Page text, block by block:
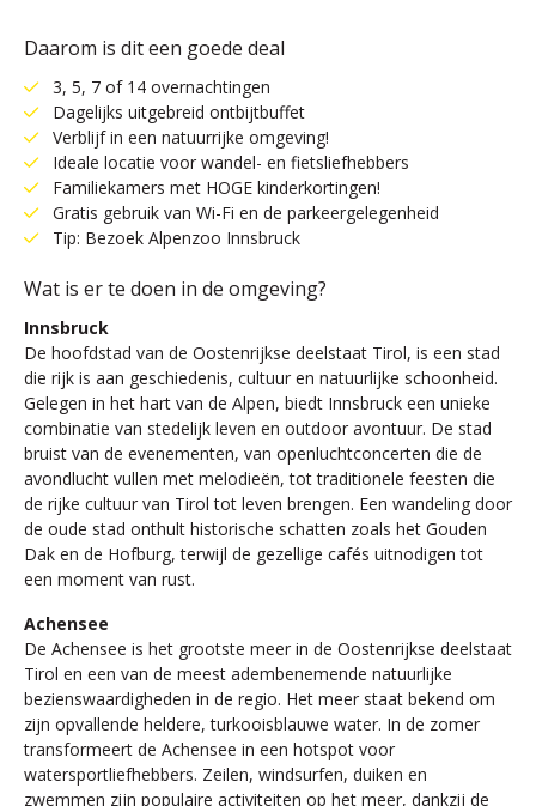
Daarom is dit een goede deal
3, 5, 7 of 14 overnachtingen
Dagelijks uitgebreid ontbijtbuffet
Verblijf in een natuurrijke omgeving!
Ideale locatie voor wandel- en fietsliefhebbers
Familiekamers met HOGE kinderkortingen!
Gratis gebruik van Wi-Fi en de parkeergelegenheid
Tip: Bezoek Alpenzoo Innsbruck
Wat is er te doen in de omgeving?
Innsbruck
De hoofdstad van de Oostenrijkse deelstaat Tirol, is een stad
die rijk is aan geschiedenis, cultuur en natuurlijke schoonheid.
Gelegen in het hart van de Alpen, biedt Innsbruck een unieke
combinatie van stedelijk leven en outdoor avontuur. De stad
bruist van de evenementen, van openluchtconcerten die de
avondlucht vullen met melodieën, tot traditionele feesten die
de rijke cultuur van Tirol tot leven brengen. Een wandeling door
de oude stad onthult historische schatten zoals het Gouden
Dak en de Hofburg, terwijl de gezellige cafés uitnodigen tot
een moment van rust.
Achensee
De Achensee is het grootste meer in de Oostenrijkse deelstaat
Tirol en een van de meest adembenemende natuurlijke
bezienswaardigheden in de regio. Het meer staat bekend om
zijn opvallende heldere, turkooisblauwe water. In de zomer
transformeert de Achensee in een hotspot voor
watersportliefhebbers. Zeilen, windsurfen, duiken en
zwemmen zijn populaire activiteiten op het meer, dankzij de